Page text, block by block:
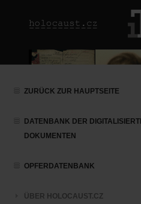
ZURÜCK ZUR HAUPTSEITE
DATENBANK DER
DOKUMENTEN
OPFERDATENBANK
ÜBER HOLOCAUST.CZ